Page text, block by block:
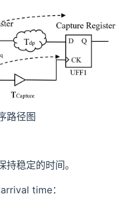
路径图
稳定的时间。
time：